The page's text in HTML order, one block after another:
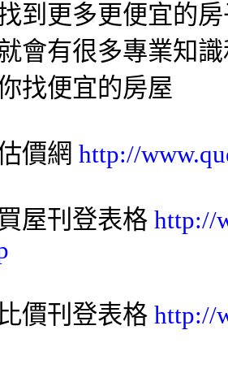
到更多更便宜的
會有很多專業知
找便宜的房屋
價網 http://
屋刊登表格 http://
價刊登表格 http://